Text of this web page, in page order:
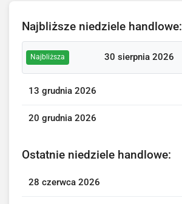
Najbliższe niedziele handlowe:
Najbliższa 30 sierpnia 2026
13 grudnia 2026
20 grudnia 2026
Ostatnie niedziele handlowe:
28 czerwca 2026